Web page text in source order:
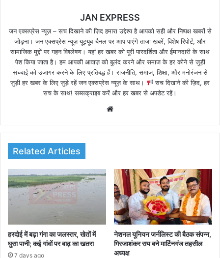
JAN EXPRESS
जन एक्सप्रेस न्यूज़ – सच दिखाने की ज़िद हमारा उद्देश्य है आपको सही और निष्पक्ष खबरों से
जोड़ना। जन एक्सप्रेस न्यूज़ यूट्यूब चैनल पर आप पाएंगे ताजा खबरें, विशेष रिपोर्ट, और
सामाजिक मुद्दों पर गहन विश्लेषण। यहां हर खबर को पूरी पारदर्शिता और ईमानदारी के साथ
पेश किया जाता है। हम आपकी आवाज़ को बुलंद करने और समाज के हर कोने से जुड़ी
सच्चाई को उजागर करने के लिए प्रतिबद्ध हैं। राजनीति, समाज, शिक्षा, और मनोरंजन से
जुड़ी हर खबर के लिए जुड़े रहें जन एक्सप्रेस न्यूज़ के साथ।
सच दिखाने की ज़िद, हर
सच के साथ! सब्सक्राइब करें और हर खबर से अपडेट रहें।
te
Related Articles
हरदोई में बढ़ा गंगा का जलस्तर, खेतों में
घुसा पानी; कई गांवों पर बाढ़ का खतरा
7 days ago
नेशनल यूनियन जर्नलिस्ट की बैठक संपन्न,
गिरजाशंकर राय बने मार्टिनगंज तहसील
अध्यक्ष